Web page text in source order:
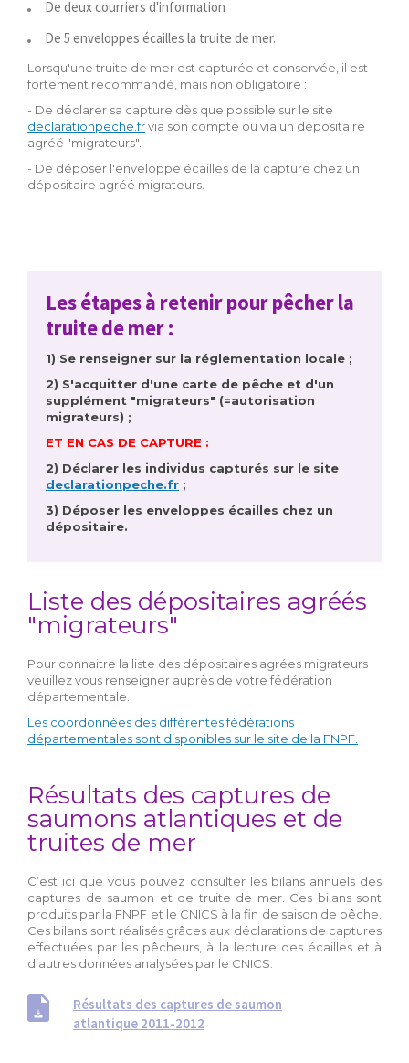
De deux courriers d'information
De 5 enveloppes écailles la truite de mer.
Lorsqu'une truite de mer est capturée et conservée, il est
fortement recommandé, mais non obligatoire :
- De déclarer sa capture dès que possible sur le site
declarationpeche.frvia son compte ou via un dépositaire
agréé "migrateurs".
- De déposer l'enveloppe écailles de la capture chez un
dépositaire agréé migrateurs.
Les étapes à retenir pour pêcher la
truite de mer :
1) Se renseigner sur la réglementation locale ;
2) S'acquitter d'une carte de pêche et d'un
supplément "migrateurs" (=autorisation
migrateurs) ;
ET EN CAS DE CAPTURE :
2) Déclarer les individus capturés sur le site
declarationpeche.fr ;
3) Déposer les enveloppes écailles chez un
dépositaire.
Liste des dépositaires agréés
"migrateurs"
Pour connaitre la liste des dépositaires agrées migrateurs
veuillez vous renseigner auprès de votre fédération
départementale.
Les coordonnées des différentes fédérations
départementales sont disponibles sur le site de la FNPF.
Résultats des captures de
saumons atlantiques et de
truites de mer
C’est ici que vous pouvez consulter les bilans annuels des
captures de saumon et de truite de mer. Ces bilans sont
produits par la FNPF et le CNICS à la fin de saison de pêche.
Ces bilans sont réalisés grâces aux déclarations de captures
effectuées par les pêcheurs, à la lecture des écailles et à
d’autres données analysées par le CNICS.
Résultats des captures de saumon
atlantique 2011-2012